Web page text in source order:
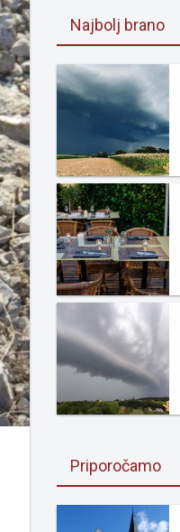
Najbolj brano
Priporočamo